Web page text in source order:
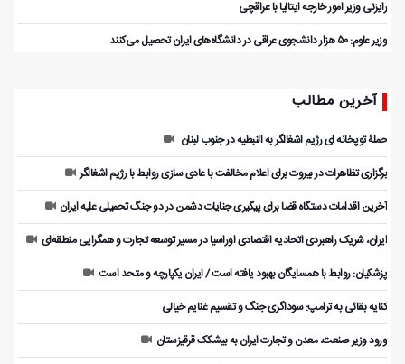
رایزنی وزیر امور خارجه ایتالیا با عراقچی
وزیر علوم: ۵۰ هزار دانشجوی عراقی در دانشگاه‌های ایران تحصیل می‌کنند
آخرین مطالب
حملۀ توپخانه ای رژیم اشغالگر به النبطیه در جنوب لبنان
برگزاری تظاهرات در بیروت برای اعلام مخالفت با عادی سازی روابط با رژیم اشغالگر
آخرین اقدامات دستگاه قضا برای پیگیری جنایات دشمن در دو جنگ تحمیلی علیه ایران
ایران، شریک راهبردی اتحادیه اقتصادی اوراسیا در مسیر توسعه تجارت و همگرایی منطقه‌ای
پزشکیان: روابط با همسایگان بهبود یافته است / ایران یکپارچه و متحد است
کنایه بقائی به ترامپ: سوداگری جنگ و تقسیم غنایم خیالی
ورود وزیر صنعت، معدن و تجارت ایران به بیشکک قرقیزستان